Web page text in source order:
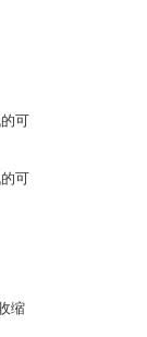
可
可
缩